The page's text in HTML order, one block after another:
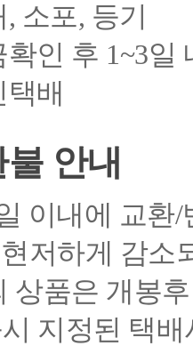
소포, 등기
인 후 1~3일
배
안내
이내에 교환
저하게 감소
상품은 개봉
지정된 택